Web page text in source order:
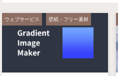
ウェブサービス 壁紙・フリー素材